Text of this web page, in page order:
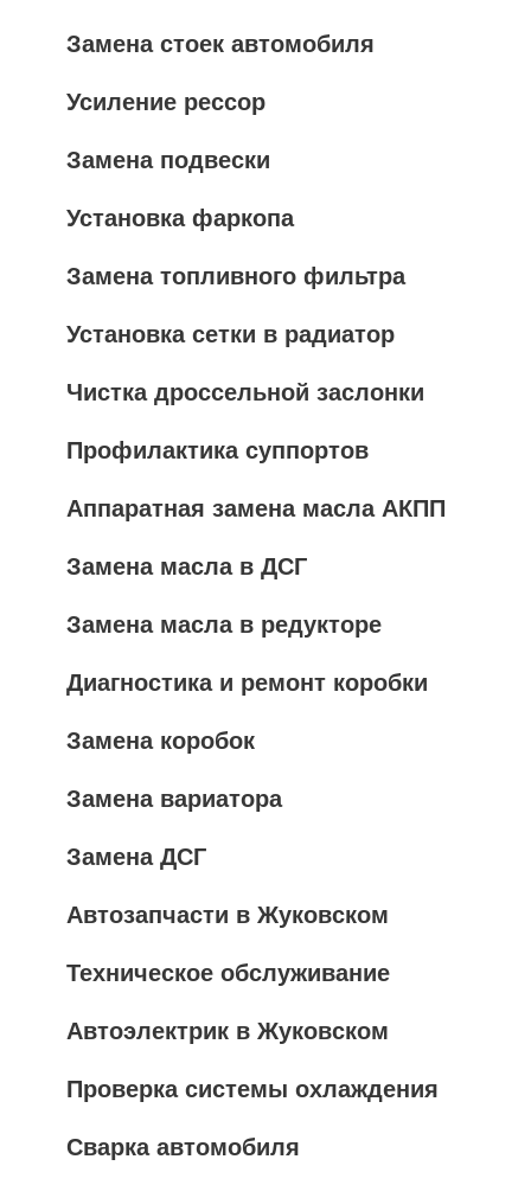
Замена стоек автомобиля
Усиление рессор
Замена подвески
Установка фаркопа
Замена топливного фильтра
Установка сетки в радиатор
Чистка дроссельной заслонки
Профилактика суппортов
Аппаратная замена масла АКПП
Замена масла в ДСГ
Замена масла в редукторе
Диагностика и ремонт коробки
Замена коробок
Замена вариатора
Замена ДСГ
Автозапчасти в Жуковском
Техническое обслуживание
Автоэлектрик в Жуковском
Проверка системы охлаждения
Сварка автомобиля